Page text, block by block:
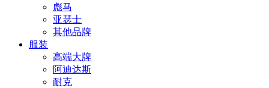
彪马
亚瑟士
其他品牌
服装
高端大牌
阿迪达斯
耐克